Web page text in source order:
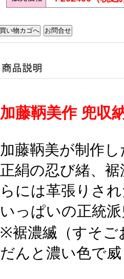
加藤鞆美作 兜収
加藤鞆美が制作
正絹の忍び緒、
らには革張りさ
いっぱいの正統
※裾濃縅（すそご
だんと濃い色で